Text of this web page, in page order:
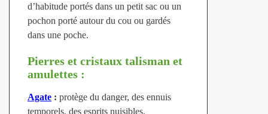
d’habitude portés dans un petit sac ou un
pochon porté autour du cou ou gardés
dans une poche.
Pierres et cristaux talisman et
amulettes :
Agate: protège du danger, des ennuis
temporels, des esprits nuisibles.